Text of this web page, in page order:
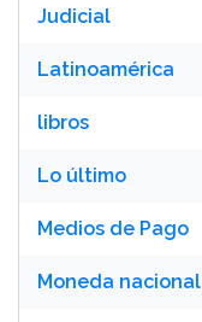
Judicial
Latinoamérica
libros
Lo último
Medios de Pago
Moneda nacional